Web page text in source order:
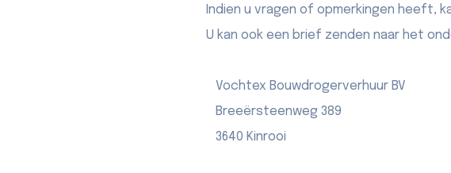
Indien u vragen of opmerkingen heeft,
U kan ook een brief zenden naar het
Vochtex Bouwdrogerverhuur BV
Breeërsteenweg 389
3640 Kinrooi